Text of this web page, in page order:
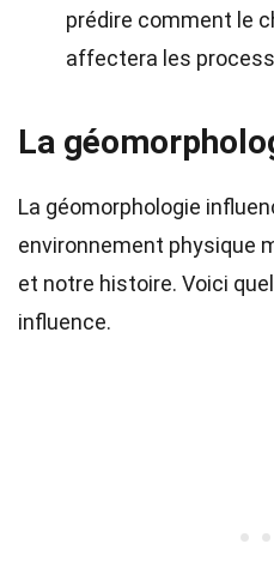
prédire comment le
affectera les
La
La géomorphologie
environnement physique
et notre histoire. Voici
influence.